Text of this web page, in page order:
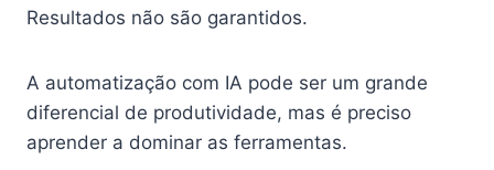
Resultados não são garantidos.
A automatização com IA pode ser um grande
diferencial de produtividade, mas é preciso
aprender a dominar as ferramentas.